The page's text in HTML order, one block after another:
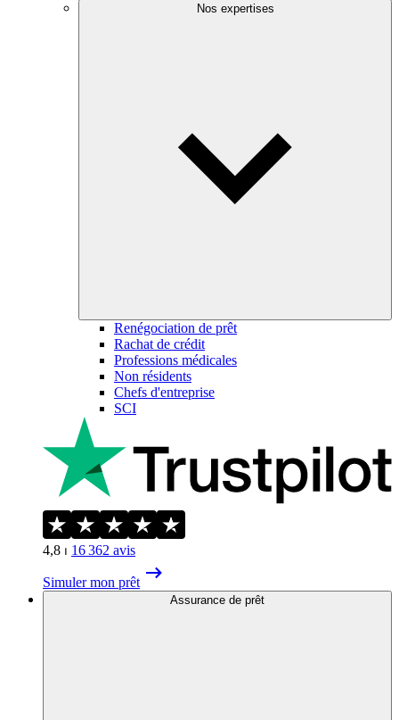
Nos expertises
Renégociation de prêt
Rachat de crédit
Professions médicales
Non résidents
Chefs d'entreprise
SCI
4,8 ⏐ 16 362 avis
Simuler mon prêt
Assurance de prêt